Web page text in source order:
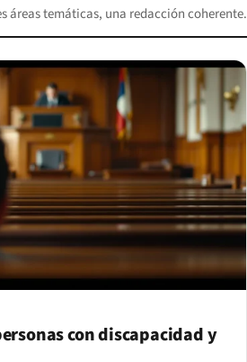
áreas temáticas, una redacción coherente.
con discapacidad y